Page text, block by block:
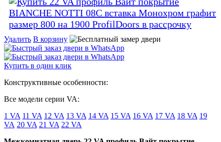
Удалить В корзину
Купить в один клик
Конструктивные особенности:
Все модели серии VA:
1 VA 11 VA 12 VA 13 VA 14 VA 15 VA 16 VA 17 VA 18 VA 19
VA 20 VA 21 VA 22 VA